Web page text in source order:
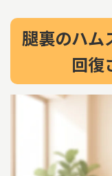
腿裏のハム
回復